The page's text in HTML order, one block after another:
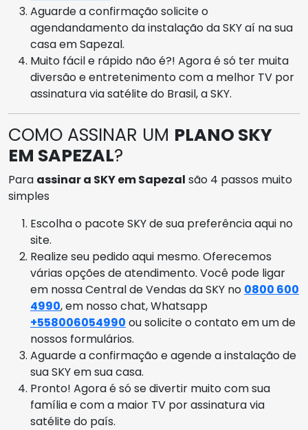
Aguarde a confirmação solicite o
agendandamento da instalação da SKY aí na sua
casa em Sapezal.
Muito fácil e rápido não é?! Agora é só ter muita
diversão e entretenimento com a melhor TV por
assinatura via satélite do Brasil, a SKY.
COMO ASSINAR UM PLANO SKY
EM SAPEZAL?
Para assinar a SKY em Sapezal são 4 passos muito
simples
Escolha o pacote SKY de sua preferência aqui no
site.
Realize seu pedido aqui mesmo. Oferecemos
várias opções de atendimento. Você pode ligar
em nossa Central de Vendas da SKY no 0800 600
4990, em nosso chat, Whatsapp
+558006054990 ou solicite o contato em um de
nossos formulários.
Aguarde a confirmação e agende a instalação de
sua SKY em sua casa.
Pronto! Agora é só se divertir muito com sua
família e com a maior TV por assinatura via
satélite do país.